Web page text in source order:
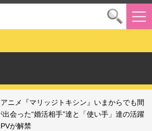
アニメ『マリッジトキシン』いまからでも間
会った“婚活相手”達と「使い手」達の活躍
が解禁